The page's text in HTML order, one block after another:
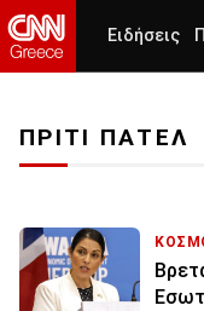
Ειδήσεις
ΠΡΙΤΙ ΠΑΤΕΛ